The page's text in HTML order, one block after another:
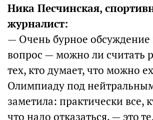
Ника Песчинская,
журналист:
— Очень бурное обсуждение
вопрос — можно ли считать
тех, кто думает, что можно
Олимпиаду под
заметила: практически все,
что надо отказаться, — это